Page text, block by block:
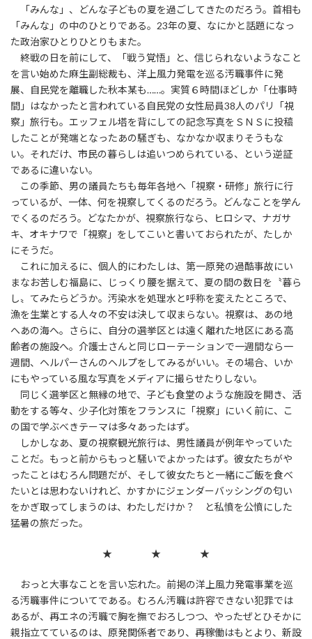
「みんな」、どんな子どもの夏を過ごしてきたのだろう。首相も
「みんな」の中のひとりである。23年の夏、なにかと話題になっ
た政治家ひとりひとりもまた。
終戦の日を前にして、「戦う覚悟」と、信じられないようなこと
を言い始めた麻生副総裁も、洋上風力発電を巡る汚職事件に発
展、自民党を離職した秋本某も……。実質６時間ほどしか「仕事時
間」はなかったと言われている自民党の女性局員38人のパリ「視
察」旅行も。エッフェル塔を背にしての記念写真をＳＮＳに投稿
したことが発端となったあの騒ぎも、なかなか収まりそうもな
い。それだけ、市民の暮らしは追いつめられている、という逆証
であるに違いない。
この季節、男の議員たちも毎年各地へ「視察・研修」旅行に行
っているが、一体、何を視察してくるのだろう。どんなことを学ん
でくるのだろう。どなたかが、視察旅行なら、ヒロシマ、ナガサ
キ、オキナワで「視察」をしてこいと書いておられたが、たしか
にそうだ。
これに加えるに、個人的にわたしは、第一原発の過酷事故にい
まなお苦しむ福島に、じっくり腰を据えて、夏の間の数日を〝暮ら
し〟てみたらどうか。汚染水を処理水と呼称を変えたところで、
漁を生業とする人々の不安は決して収まらない。視察は、あの地
へあの海へ。さらに、自分の選挙区とは遠く離れた地区にある高
齢者の施設へ。介護士さんと同じローテーションで一週間なら一
週間、ヘルパーさんのヘルプをしてみるがいい。その場合、いか
にもやっている風な写真をメディアに撮らせたりしない。
同じく選挙区と無縁の地で、子ども食堂のような施設を開き、活
動をする等々、少子化対策をフランスに「視察」にいく前に、こ
の国で学ぶべきテーマは多々あったはず。
しかしなあ、夏の視察観光旅行は、男性議員が例年やっていた
ことだ。もっと前からもっと騒いでよかったはず。彼女たちがや
ったことはむろん問題だが、そして彼女たちと一緒にご飯を食べ
たいとは思わないけれど、かすかにジェンダーバッシングの匂い
をかぎ取ってしまうのは、わたしだけか？ と私憤を公憤にした
猛暑の旅だった。
★ ★ ★
おっと大事なことを言い忘れた。前掲の洋上風力発電事業を巡
る汚職事件についてである。むろん汚職は許容できない犯罪では
あるが、再エネの汚職で胸を撫でおろしつつ、やったぜとひそかに
親指立てているのは、原発関係者であり、再稼働はもとより、新設